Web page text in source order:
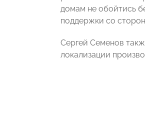
домам не обойтись
поддержки со
Сергей Семенов
локализации